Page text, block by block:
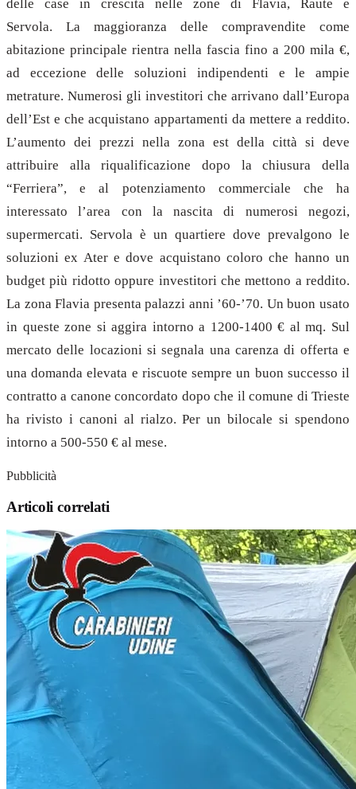
delle case in crescita nelle zone di Flavia, Raute e
Servola. La maggioranza delle compravendite come
abitazione principale rientra nella fascia fino a 200 mila €,
ad eccezione delle soluzioni indipendenti e le ampie
metrature. Numerosi gli investitori che arrivano dall’Europa
dell’Est e che acquistano appartamenti da mettere a reddito.
L’aumento dei prezzi nella zona est della città si deve
attribuire alla riqualificazione dopo la chiusura della
“Ferriera”, e al potenziamento commerciale che ha
interessato l’area con la nascita di numerosi negozi,
supermercati. Servola è un quartiere dove prevalgono le
soluzioni ex Ater e dove acquistano coloro che hanno un
budget più ridotto oppure investitori che mettono a reddito.
La zona Flavia presenta palazzi anni ’60-’70. Un buon usato
in queste zone si aggira intorno a 1200-1400 € al mq. Sul
mercato delle locazioni si segnala una carenza di offerta e
una domanda elevata e riscuote sempre un buon successo il
contratto a canone concordato dopo che il comune di Trieste
ha rivisto i canoni al rialzo. Per un bilocale si spendono
intorno a 500-550 € al mese.
Pubblicità
Articoli correlati